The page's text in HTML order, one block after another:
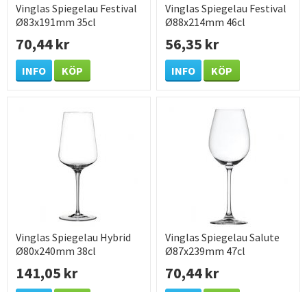
Vinglas Spiegelau Festival
Ø83x191mm 35cl
70,44 kr
INFO KÖP
Vinglas Spiegelau Festival
Ø88x214mm 46cl
56,35 kr
INFO KÖP
Vinglas Spiegelau Hybrid
Ø80x240mm 38cl
141,05 kr
Vinglas Spiegelau Salute
Ø87x239mm 47cl
70,44 kr